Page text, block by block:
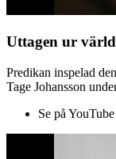
Uttagen ur
Predikan inspelad
Tage Johansson
Se på YouTube